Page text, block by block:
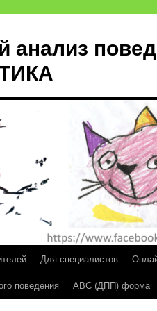
анализ
Для специалистов
поведения АВС (ДПП) форма